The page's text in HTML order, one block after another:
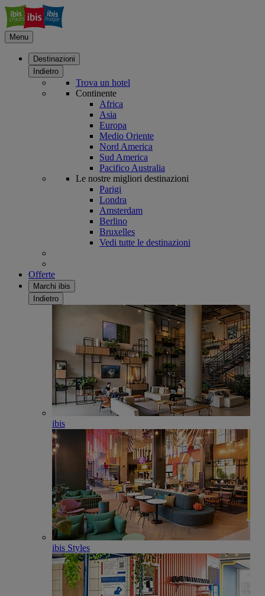
Menu
Destinazioni
Indietro
Trova un hotel
Continente
Africa
Asia
Europa
Medio Oriente
Nord America
Sud America
Pacifico Australia
Le nostre migliori destinazioni
Parigi
Londra
Amsterdam
Berlino
Bruxelles
Vedi tutte le destinazioni
Offerte
Marchi ibis
Indietro
ibis
ibis Styles